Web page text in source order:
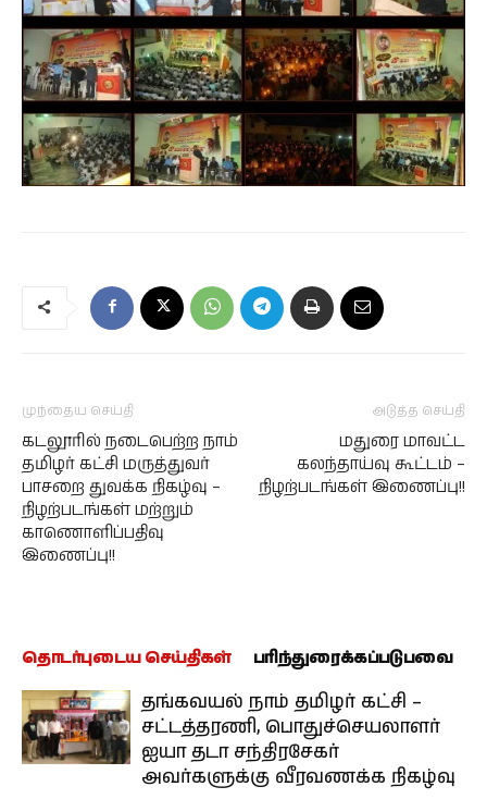
முந்தைய செய்தி
கடலூரில் நடைபெற்ற நாம்
தமிழர் கட்சி மருத்துவர்
பாசறை துவக்க நிகழ்வு –
நிழற்படங்கள் மற்றும்
காணொளிப்பதிவு
இணைப்பு!!
அடுத்த செய்தி
மதுரை மாவட்ட
கலந்தாய்வு கூட்டம் –
நிழற்படங்கள் இணைப்பு!!
தொடர்புடைய செய்திகள் பரிந்துரைக்கப்படுபவை
தங்கவயல் நாம் தமிழர் கட்சி –
சட்டத்தரணி, பொதுச்செயலாளர்
ஐயா தடா சந்திரசேகர்
அவர்களுக்கு வீரவணக்க நிகழ்வு